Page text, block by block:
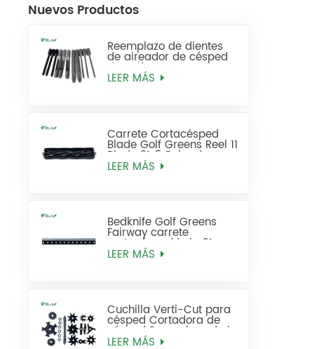
Nuevos Productos
Reemplazo de dientes
de aireador de césped
de golf
LEER MÁS
Carrete Cortacésped
Blade Golf Greens Reel 11
Blade 21x5 Pulgadas
137-8512
LEER MÁS
Bedknife Golf Greens
Fairway carrete
cortacésped hoja 21
pulgadas estándar
LEER MÁS
Cuchilla Verti-Cut para
césped Cortadora de
césped Reemplazo de la
cuchilla para
LEER MÁS